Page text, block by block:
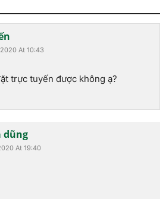
At 10:43
trực tuyến được không ạ?
dũng
At 19:40